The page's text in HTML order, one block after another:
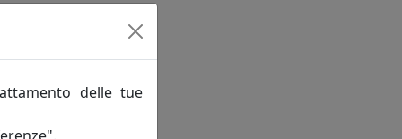
delle tue